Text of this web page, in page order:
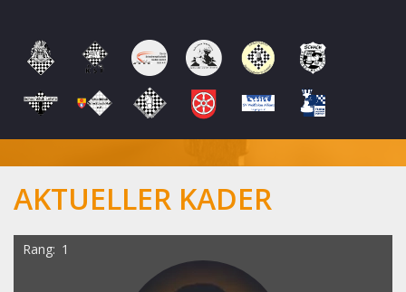
AKTUELLER KADER
Rang 1